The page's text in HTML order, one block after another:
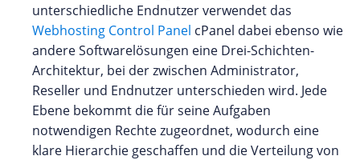
unterschiedliche Endnutzer verwendet das
Webhosting Control Panel cPanel dabei ebenso wie
andere Softwarelösungen eine Drei-Schichten-
Architektur, bei der zwischen Administrator,
Reseller und Endnutzer unterschieden wird. Jede
Ebene bekommt die für seine Aufgaben
notwendigen Rechte zugeordnet, wodurch eine
klare Hierarchie geschaffen und die Verteilung von